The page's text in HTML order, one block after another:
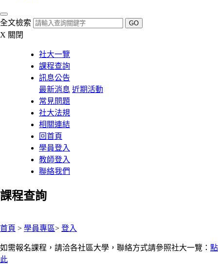
全文檢索 GO
X 關閉
社大一覽
課程查詢
訊息公告
最新消息 近期活動
常見問題
社大法規
相關連結
回首頁
學員登入
教師登入
聯絡我們
課程查詢
首頁 > 學員專區> 登入
如需報名課程，請洽各社區大學，聯絡方式請參照社大一覽： 點
此